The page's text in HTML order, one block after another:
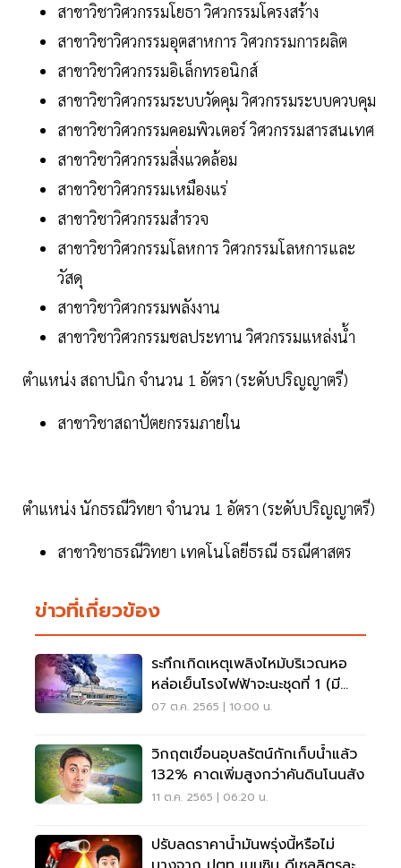
สาขาวิชาวิศวกรรมโยธา วิศวกรรมโครงสร้าง
สาขาวิชาวิศวกรรมอุตสาหการ วิศวกรรมการผลิต
สาขาวิชาวิศวกรรมอิเล็กทรอนิกส์
สาขาวิชาวิศวกรรมระบบวัดคุม วิศวกรรมระบบควบคุม
สาขาวิชาวิศวกรรมคอมพิวเตอร์ วิศวกรรมสารสนเทศ
สาขาวิชาวิศวกรรมสิ่งแวดล้อม
สาขาวิชาวิศวกรรมเหมืองแร่
สาขาวิชาวิศวกรรมสำรวจ
สาขาวิชาวิศวกรรมโลหการ วิศวกรรมโลหการและ
วัสดุ
สาขาวิชาวิศวกรรมพลังงาน
สาขาวิชาวิศวกรรมชลประทาน วิศวกรรมแหล่งน้ำ
ตำแหน่ง สถาปนิก จำนวน 1 อัตรา (ระดับปริญญาตรี)
สาขาวิชาสถาปัตยกรรมภายใน
ตำแหน่ง นักธรณีวิทยา จำนวน 1 อัตรา (ระดับปริญญาตรี)
สาขาวิชาธรณีวิทยา เทคโนโลยีธรณี ธรณีศาสตร
ข่าวที่เกี่ยวข้อง
ระทึกเกิดเหตุเพลิงไหม้บริเวณหอ
หล่อเย็นโรงไฟฟ้าจะนะชุดที่ 1 (มี
คลิป)
07 ต.ค. 2565 | 10:00 น.
วิกฤตเขื่อนอุบลรัตน์กักเก็บน้ำแล้ว
132% คาดเพิ่มสูงกว่าคันดินโนนสัง
11 ต.ค. 2565 | 06:20 น.
ปรับลดราคาน้ำมันพรุ่งนี้หรือไม่